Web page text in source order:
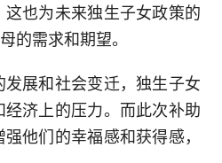
也为未来独生子女政策的
的需求和期望。
展和社会变迁，独生子女
济上的压力。而此次补助
他们的幸福感和获得感，